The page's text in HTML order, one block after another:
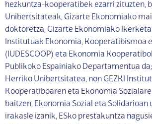
hezkuntza-kooperatibek ezarri zituzten,
Unibertsitateak, Gizarte Ekonomiako
doktoretza, Gizarte Ekonomiako
Institutuak Ekonomia, Kooperatibismoa
(IUDESCOOP) eta Ekonomia
Publikoko Espainiako Departamentua
Herriko Unibertsitatea, non GEZKI
Kooperatiboaren eta Ekonomia
baitzen, Ekonomia Sozial eta
irakasle izanik, ESko prestakuntza